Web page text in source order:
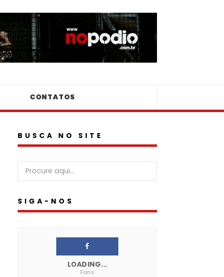
CONTATOS
BUSCA NO SITE
SIGA-NOS
LOADING...
Fans